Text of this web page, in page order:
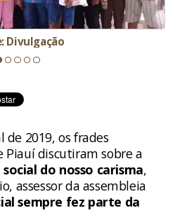
Divulgação
de 2019, os frades
Piauí discutiram sobre a
do nosso carisma,
assessor da assembleia
sempre fez parte da